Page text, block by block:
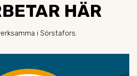
HÄR
i Sörstafors.